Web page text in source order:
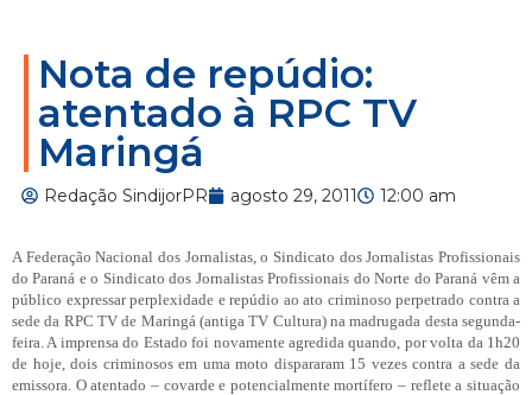
Nota de repúdio:
atentado à RPC TV
Maringá
Redação SindijorPR agosto 29, 2011 12:00 am
A Federação Nacional dos Jornalistas, o Sindicato dos Jornalistas Profissionais
do Paraná e o Sindicato dos Jornalistas Profissionais do Norte do Paraná vêm a
público expressar perplexidade e repúdio ao ato criminoso perpetrado contra a
sede da RPC TV de Maringá (antiga TV Cultura) na madrugada desta segunda-
feira. A imprensa do Estado foi novamente agredida quando, por volta da 1h20
de hoje, dois criminosos em uma moto dispararam 15 vezes contra a sede da
emissora. O atentado – covarde e potencialmente mortífero – reflete a situação